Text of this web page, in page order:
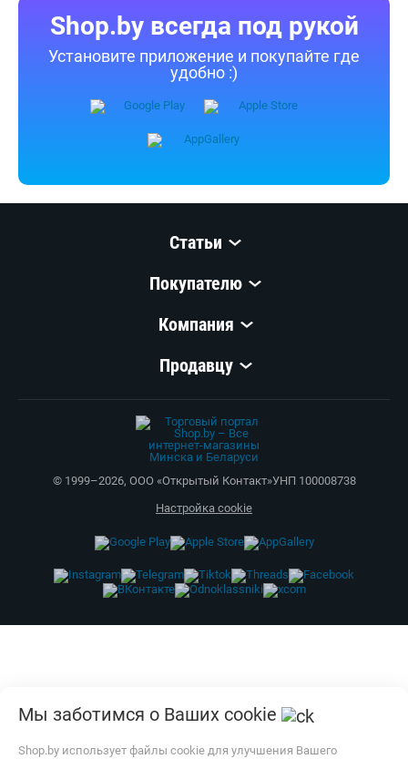
Shop.by всегда под рукой
Установите приложение и покупайте где
удобно :)
Статьи
Покупателю
Компания
Продавцу
© 1999–2026, ООО «Открытый Контакт»УНП 100008738
Настройка cookie
Мы заботимся о Ваших cookie
Shop.by использует файлы cookie для улучшения Вашего